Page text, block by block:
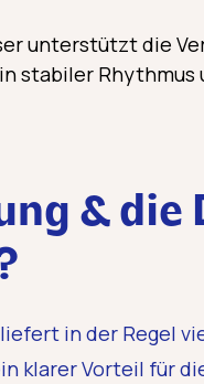
unterstützt die
stabiler
&
in der Regel
klarer Vorteil für